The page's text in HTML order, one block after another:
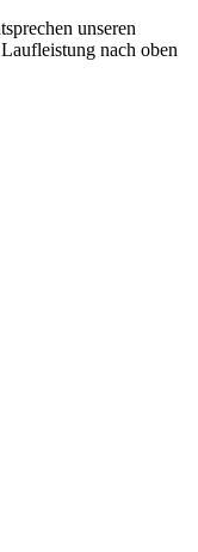
unseren
nach oben